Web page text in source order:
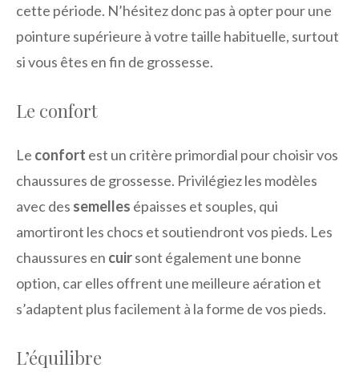
cette période. N’hésitez donc pas à opter pour une
pointure supérieure à votre taille habituelle, surtout
si vous êtes en fin de grossesse.
Le confort
Le confort est un critère primordial pour choisir vos
chaussures de grossesse. Privilégiez les modèles
avec des semelles épaisses et souples, qui
amortiront les chocs et soutiendront vos pieds. Les
chaussures en cuirsont également une bonne
option, car elles offrent une meilleure aération et
s’adaptent plus facilement à la forme de vos pieds.
L’équilibre